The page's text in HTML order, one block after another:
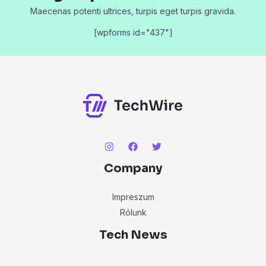
Maecenas potenti ultrices, turpis eget turpis gravida.
[wpforms id="437"]
Company
Impreszum
Rólunk
Tech News